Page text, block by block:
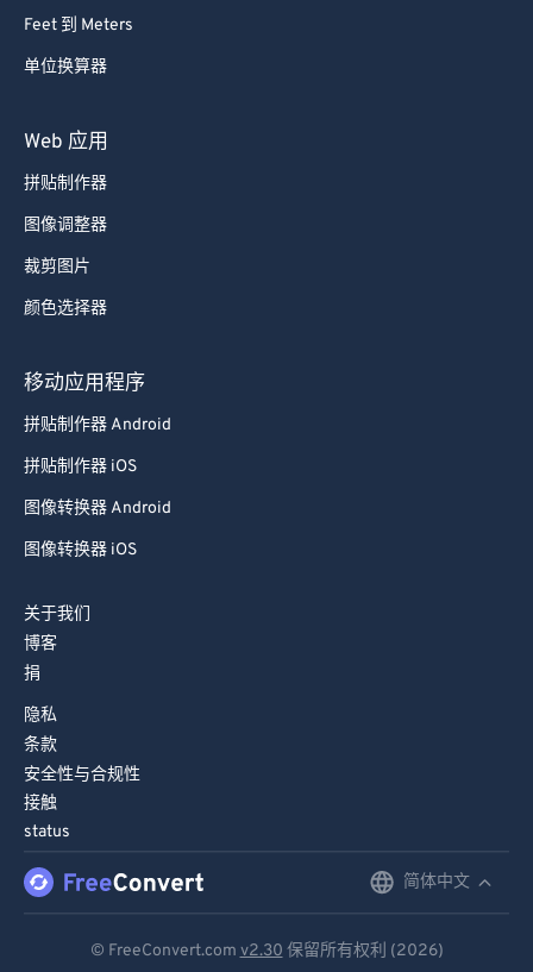
Feet 到 Meters
单位换算器
Web 应用
拼贴制作器
图像调整器
裁剪图片
颜色选择器
移动应用程序
拼贴制作器 Android
拼贴制作器 iOS
图像转换器 Android
图像转换器 iOS
关于我们
博客
捐
隐私
条款
安全性与合规性
接触
status
简体中文
© FreeConvert.com v2.30 保留所有权利 (2026)